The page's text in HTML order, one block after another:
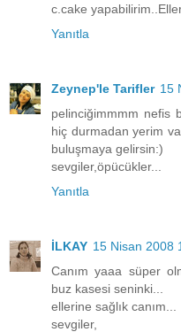
c.cake
Yanıtla
Zeynep'le Tarifler 15
pelinciğimmmm nefis
hiç durmadan yerim
buluşmaya gelirsin:)
sevgiler,öpücükler...
Yanıtla
İLKAY 15 Nisan 2008
Canım yaaa süper
buz kasesi seninki...
ellerine sağlık canım...
sevgiler,